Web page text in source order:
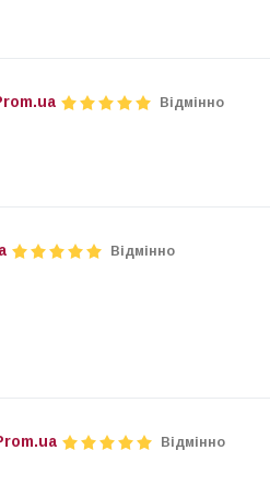
Відмінно
Відмінно
Відмінно